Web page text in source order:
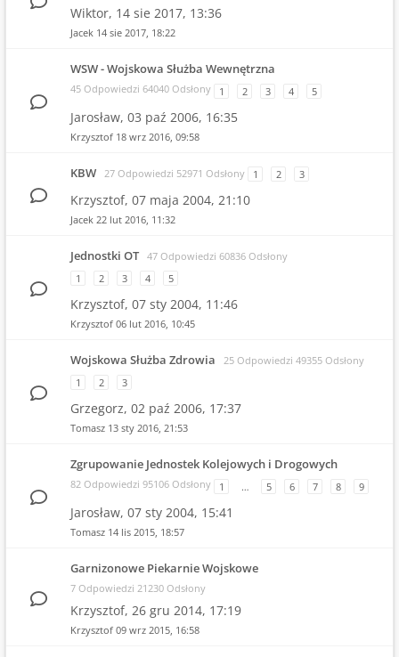
Wiktor, 14 sie 2017, 13:36
Jacek 14 sie 2017, 18:22
WSW - Wojskowa Służba Wewnętrzna
45 Odpowiedzi 64040 Odsłony 1 2 3 4 5
Jarosław, 03 paź 2006, 16:35
Krzysztof 18 wrz 2016, 09:58
KBW 27 Odpowiedzi 52971 Odsłony 1 2 3
Krzysztof, 07 maja 2004, 21:10
Jacek 22 lut 2016, 11:32
Jednostki OT 47 Odpowiedzi 60836 Odsłony
1
2 3 4 5
Krzysztof, 07 sty 2004, 11:46
Krzysztof 06 lut 2016, 10:45
Wojskowa Służba Zdrowia
25 Odpowiedzi 49355 Odsłony
1
2 3
Grzegorz, 02 paź 2006, 17:37
Tomasz 13 sty 2016, 21:53
Zgrupowanie Jednostek Kolejowych i Drogowych
82 Odpowiedzi 95106 Odsłony 1 … 5 6 7 8 9
Jarosław, 07 sty 2004, 15:41
Tomasz 14 lis 2015, 18:57
Garnizonowe Piekarnie Wojskowe
7 Odpowiedzi 21230 Odsłony
Krzysztof, 26 gru 2014, 17:19
Krzysztof 09 wrz 2015, 16:58